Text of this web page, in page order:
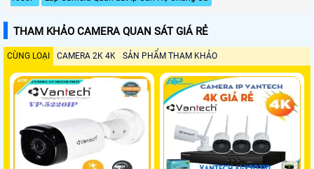
THAM KHẢO CAMERA QUAN SÁT GIÁ RẺ
CÙNG LOẠI CAMERA 2K 4K SẢN PHẨM THAM KHẢO